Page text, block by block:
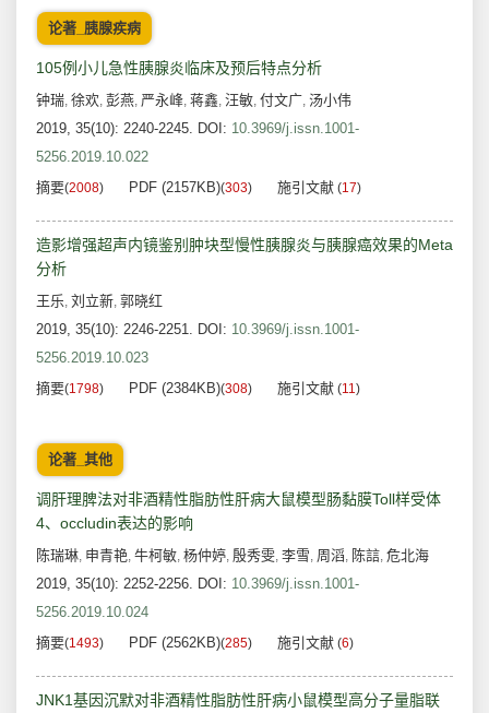
论著_胰腺疾病
105例小儿急性胰腺炎临床及预后特点分析
钟瑞, 徐欢, 彭燕, 严永峰, 蒋鑫, 汪敏, 付文广, 汤小伟
2019, 35(10): 2240-2245. DOI: 10.3969/j.issn.1001-
5256.2019.10.022
摘要(2008) PDF (2157KB)(303) 施引文献 (17)
造影增强超声内镜鉴别肿块型慢性胰腺炎与胰腺癌效果的Meta
分析
王乐, 刘立新, 郭晓红
2019, 35(10): 2246-2251. DOI: 10.3969/j.issn.1001-
5256.2019.10.023
摘要(1798) PDF (2384KB)(308) 施引文献 (11)
论著_其他
调肝理脾法对非酒精性脂肪性肝病大鼠模型肠黏膜Toll样受体
4、occludin表达的影响
陈瑞琳, 申青艳, 牛柯敏, 杨仲婷, 殷秀雯, 李雪, 周滔, 陈誩, 危北海
2019, 35(10): 2252-2256. DOI: 10.3969/j.issn.1001-
5256.2019.10.024
摘要(1493) PDF (2562KB)(285) 施引文献 (6)
JNK1基因沉默对非酒精性脂肪性肝病小鼠模型高分子量脂联